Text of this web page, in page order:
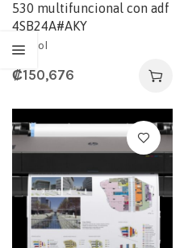
530 multifuncional con adf
4SB24A#AKY
hp, col
₡150,676